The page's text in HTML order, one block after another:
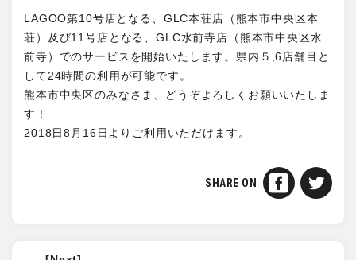
LAGOO第10号店となる、GLC本荘店（熊本市中央区本
荘）及び11号店となる、GLC水前寺店（熊本市中央区水
前寺）でのサービスを開始いたします。県内５,6店舗目と
して24時間の利用が可能です。
熊本市中央区のみなさま、どうぞよろしくお願いいたしま
す！
2018日8月16日よりご利用いただけます。
SHARE ON